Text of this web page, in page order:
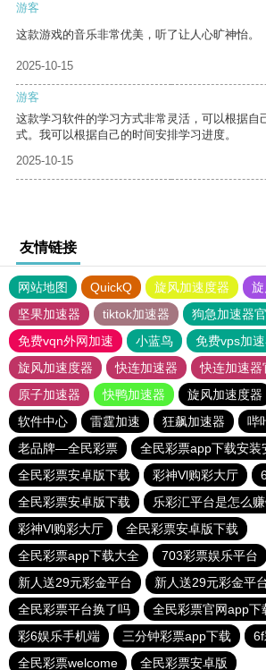
游客
这款游戏的音乐非常优美，听了让人心旷神怡。
2025-10-15
游客
这款学习软件的学习方式非常灵活，可以根据自
式。我可以根据自己的时间安排学习进度。
2025-10-15
友情链接
网站地图 QuickQ 旋风加速度器
坚果加速器
tiktok加速器
狗急加速器
免费vqn外网加速
小蓝鸟
免费vps加
旋风加速度器
快连加速器
快连加速器
原子加速器
快鸭加速器 旋风加速度器
软件中心
雷霆加速 狂飙加速器 哔
老品牌—全民彩票
全民彩票app下载安装
全民彩票安卓版下载
彩神Vl购彩大厅
全民彩票安卓版下载
乐彩汇平台是怎么
彩神Vl购彩大厅
全民彩票安卓版下载
全民彩票app下载大全
703彩票娱乐平台
新人送29元彩金平台
新人送29元彩金平
全民彩票平台换了吗
全民彩票官网app下
彩6娱乐手机端
三分钟彩票app下载
全民彩票welcome
全民彩票安卓版